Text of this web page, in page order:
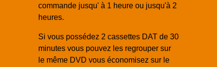
commande jusqu' à 1 heure ou jusqu'à 2
heures.
Si vous possédez 2 cassettes DAT de 30
minutes vous pouvez les regrouper sur
le même DVD vous économisez sur le